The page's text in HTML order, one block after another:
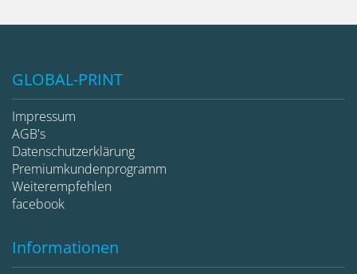
GLOBAL-PRINT
Impressum
AGB's
Datenschutzerklärung
Premiumkundenprogramm
Weiterempfehlen
facebook
Informationen